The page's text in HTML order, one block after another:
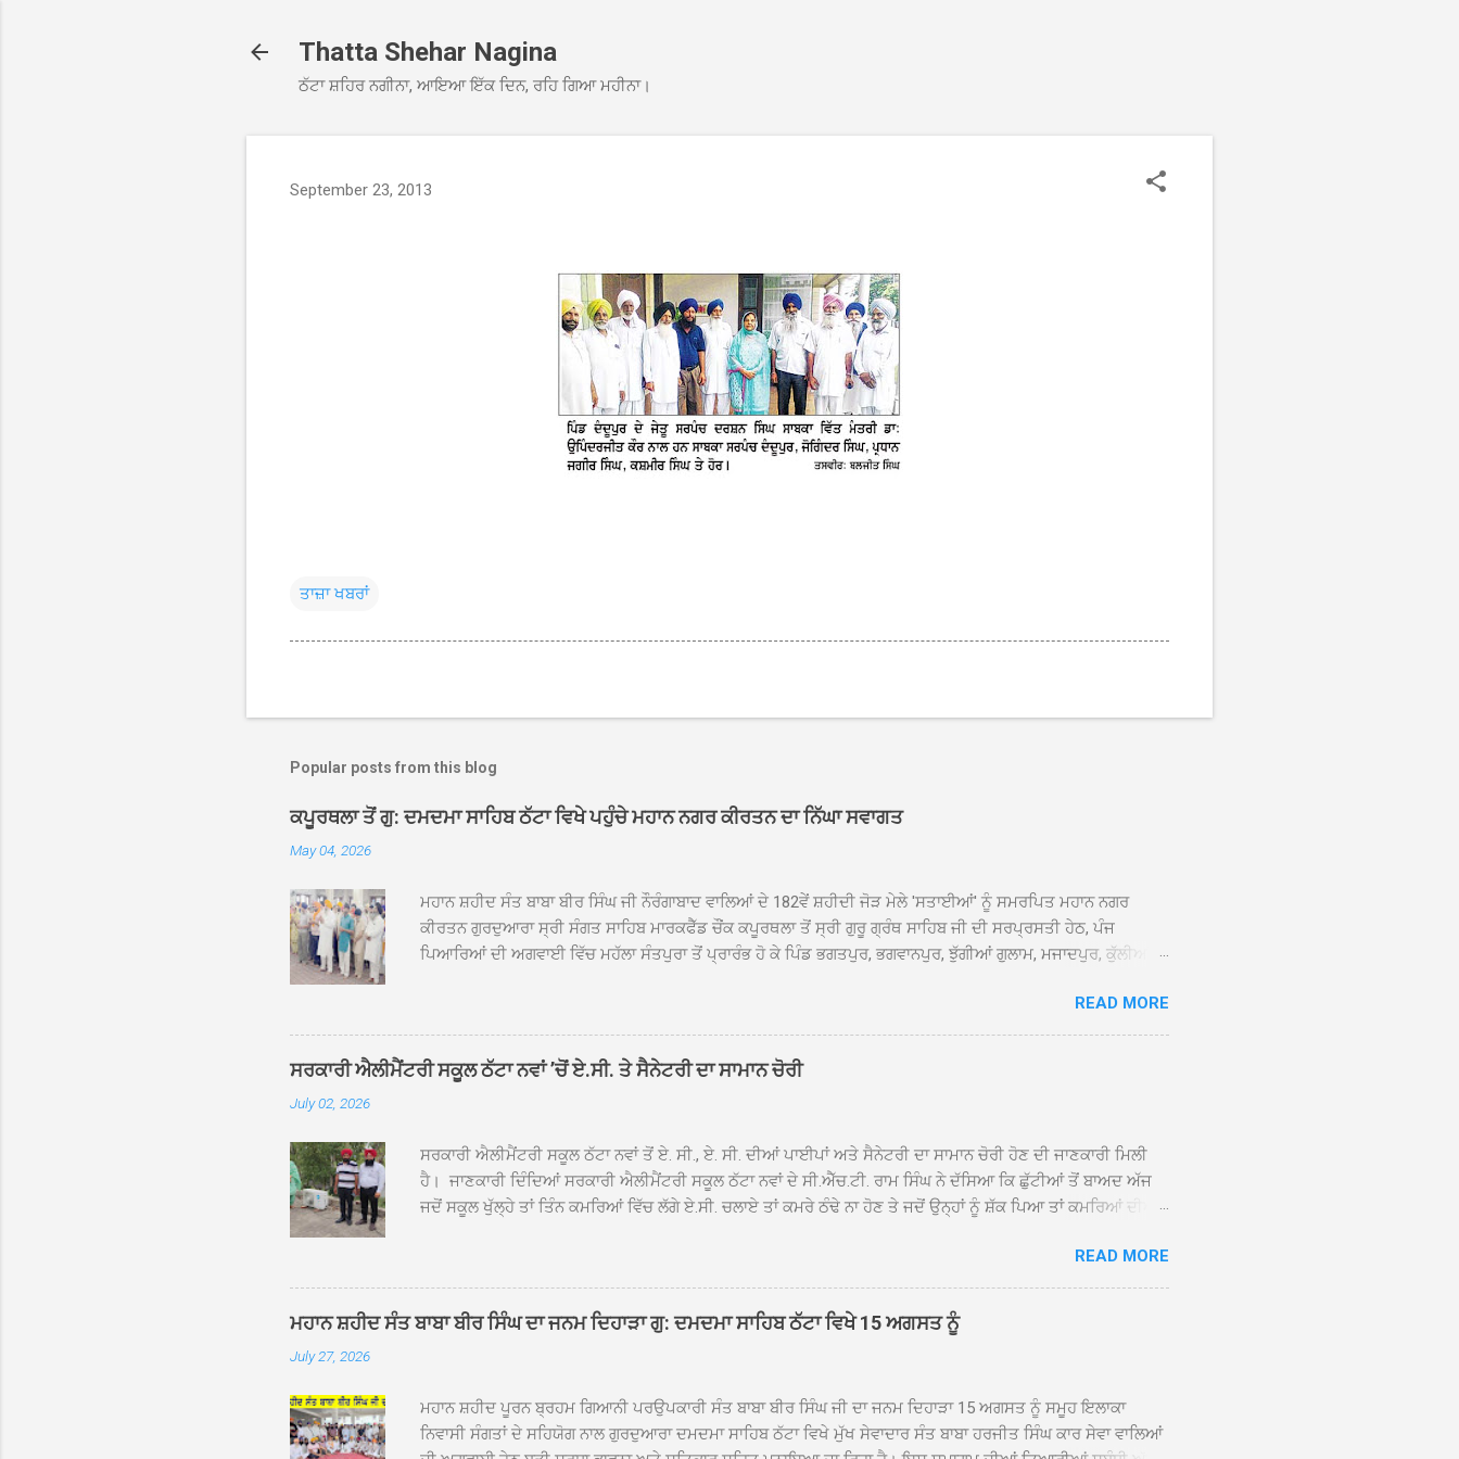
Thatta Shehar Nagina
ਠੱਟਾ ਸ਼ਹਿਰ ਨਗੀਨਾ, ਆਇਆ ਇੱਕ ਦਿਨ, ਰਹਿ ਗਿਆ ਮਹੀਨਾ।
September 23, 2013
ਤਾਜ਼ਾ ਖਬਰਾਂ
Popular posts from this blog
ਕਪੂਰਥਲਾ ਤੋਂ ਗੁ: ਦਮਦਮਾ ਸਾਹਿਬ ਠੱਟਾ ਵਿਖੇ ਪਹੁੰਚੇ ਮਹਾਨ ਨਗਰ ਕੀਰਤਨ ਦਾ ਨਿੱਘਾ ਸਵਾਗਤ
May 04, 2026
ਮਹਾਨ ਸ਼ਹੀਦ ਸੰਤ ਬਾਬਾ ਬੀਰ ਸਿੰਘ ਜੀ ਨੌਰੰਗਾਬਾਦ ਵਾਲਿਆਂ ਦੇ 182ਵੇਂ ਸ਼ਹੀਦੀ ਜੋੜ ਮੇਲੇ 'ਸਤਾਈਆਂ' ਨੂੰ ਸਮਰਪਿਤ ਮਹਾਨ ਨਗਰ
ਕੀਰਤਨ ਗੁਰਦੁਆਰਾ ਸ੍ਰੀ ਸੰਗਤ ਸਾਹਿਬ ਮਾਰਕਫੈੱਡ ਚੌਂਕ ਕਪੂਰਥਲਾ ਤੋਂ ਸ੍ਰੀ ਗੁਰੂ ਗ੍ਰੰਥ ਸਾਹਿਬ ਜੀ ਦੀ ਸਰਪ੍ਰਸਤੀ ਹੇਠ, ਪੰਜ
ਪਿਆਰਿਆਂ ਦੀ ਅਗਵਾਈ ਵਿੱਚ ਮਹੱਲਾ ਸੰਤਪੁਰਾ ਤੋਂ ਪ੍ਰਾਰੰਭ ਹੋ ਕੇ ਪਿੰਡ ਭਗਤਪੁਰ, ਭਗਵਾਨਪੁਰ, ਝੁੱਗੀਆਂ ਗੁਲਾਮ, ਮਜਾਦਪੁਰ, ਕੁੱਲੀਆਂ,
ਦਮਦਮਾ ਸਾਹਿਬ ਠੱਟਾ ਵਿਖੇ ਪਹੁੰਚਿਆ। ਨਗਰ ਕੀਰਤਨ ਦੇ ਗੁਰਦੁਆਰਾ ਸ੍ਰੀ ਦਮਦਮਾ ਸਾਹਿਬ ਠੱਟਾ ਵਿਖੇ ਪਹੁੰਚਣ ’ਤੇ ਮੁੱਖ ਸੇਵਾਦਾਰ
ਸੰਤ ਬਾਬਾ ਹਰਜੀਤ ਸਿੰਘ ਤੇ ਇਲਾਕੇ ਦੀਆਂ ਸੰਗਤਾਂ ਵੱਲੋਂ ਜੈਕਾਰਿਆਂ ਦੀ ਗੂੰਜ ਵਿਚ ਨਿੱਘਾ ਸਵਾਗਤ ਕੀਤਾ ਗਿਆ। ਗੁਰਦੁਆਰਾ ਸ੍ਰੀ
ਦਮਦਮਾ ਸਾਹਿਬ ਠੱਟਾ ਵਿਖੇ ਨਗਰ ਕੀਰਤਨ ਦੇ ਸਮਾਪਤੀ ਦੀ ਅਰਦਾਸ ਹੋਈ। ਇਸ ਮੌਕੇ ਪੰਜ ਪਿਆਰੇ ਸਾਹਿਬਾਨ ਤੇ ਨਗਰ ਕੀਰਤਨ ਦੇ
ਪ੍ਰਬੰਧਕਾਂ ਦਾ ਗੁਰਦੁਆਰਾ ਦਮਦਮਾ ਸਾਹਿਬ ਠੱਟਾ ਦੇ ਮੁੱਖ ਸੇਵਾਦਾਰ ਸੰਤ ਬਾਬਾ ਹਰਜੀਤ ਸਿੰਘ ਵੱਲੋਂ ਸਿਰੋਪਾਓ ਦੇ ਕੇ ਵਿਸ਼ੇਸ਼ ਤੌਰ ’ਤੇ
READ MORE
ਸਰਕਾਰੀ ਐਲੀਮੈਂਟਰੀ ਸਕੂਲ ਠੱਟਾ ਨਵਾਂ ’ਚੋਂ ਏ.ਸੀ. ਤੇ ਸੈਨੇਟਰੀ ਦਾ ਸਾਮਾਨ ਚੋਰੀ
July 02, 2026
ਸਰਕਾਰੀ ਐਲੀਮੈਂਟਰੀ ਸਕੂਲ ਠੱਟਾ ਨਵਾਂ ਤੋਂ ਏ. ਸੀ., ਏ. ਸੀ. ਦੀਆਂ ਪਾਈਪਾਂ ਅਤੇ ਸੈਨੇਟਰੀ ਦਾ ਸਾਮਾਨ ਚੋਰੀ ਹੋਣ ਦੀ ਜਾਣਕਾਰੀ ਮਿਲੀ
ਹੈ। ਜਾਣਕਾਰੀ ਦਿੰਦਿਆਂ ਸਰਕਾਰੀ ਐਲੀਮੈਂਟਰੀ ਸਕੂਲ ਠੱਟਾ ਨਵਾਂ ਦੇ ਸੀ.ਐੱਚ.ਟੀ. ਰਾਮ ਸਿੰਘ ਨੇ ਦੱਸਿਆ ਕਿ ਛੁੱਟੀਆਂ ਤੋਂ ਬਾਅਦ ਅੱਜ
ਜਦੋਂ ਸਕੂਲ ਖੁੱਲ੍ਹੇ ਤਾਂ ਤਿੰਨ ਕਮਰਿਆਂ ਵਿੱਚ ਲੱਗੇ ਏ.ਸੀ. ਚਲਾਏ ਤਾਂ ਕਮਰੇ ਠੰਢੇ ਨਾ ਹੋਣ ਤੇ ਜਦੋਂ ਉਨ੍ਹਾਂ ਨੂੰ ਸ਼ੱਕ ਪਿਆ ਤਾਂ ਕਮਰਿਆਂ ਦੀਆਂ
ਹੋਈਆਂ ਸਨ। ਉਨ੍ਹਾਂ ਦੱਸਿਆ ਕਿ ਉਹ ਛੁੱਟੀਆਂ ਦੌਰਾਨ ਵੀ ਸਕੂਲ ਗੇੜਾ ਮਾਰਦੇ ਸਨ ਅਤੇ 20 ਜੂਨ ਤੱਕ ਸਭ ਠੀਕ ਸੀ। ਚੋਰੀ ਦੀ ਘਟਨਾ
20 ਤੋਂ 30 ਜੂਨ ਵਿਚਕਾਰ ਹੋਈ ਜਾਪਦੀ ਹੈ। ਇਸ ਮੌਕੇ ਸਕੂਲ ਸਟਾਫ ਮੈਂਬਰਾਂ ਅੰਜੂ ਬਾਲਾ, ਹਰਜੀਤ ਕੌਰ, ਕਮਲਪ੍ਰੀਤ ਕੌਰ ਅਤੇ ਹਰਵਿੰਦਰ
ਸਿੰਘ ਟੋਡਰਵਾਲ ਨੇ ਦੱਸਿਆ ਕਿ ਸਕੂਲ ਵਿੱਚ ਪਿਛਲੇ ਸਾਲ ਤਿੰਨ ਏ. ਸੀ. ਲਾਉਣ ਦੀ ਸੇਵਾ ਸੀ.ਐੱਚ.ਟੀ. ਰਾਮ ਸਿੰਘ ਵੱਲੋਂ ਕੀਤੀ ਗਈ ਸੀ
ਜਿਸ ਦੀ ਮਾਪਿਆਂ ਨੇ ਖੂਬ ਪ੍ਰਸੰਸਾ ਕੀਤੀ ਸੀ। ਉਨ੍ਹਾਂ ਦੱਸਿਆ ਕਿ ਏਸੀ ਚੋਰੀ ਹੋਣ ਨਾਲ ਬੱਚਿਆਂ ਦੇ ਮਾਪਿਆਂ ਵਿੱਚ ਭਾਰੀ ਰੋਸ ਹੈ ਅਤੇ
READ MORE
ਮਹਾਨ ਸ਼ਹੀਦ ਸੰਤ ਬਾਬਾ ਬੀਰ ਸਿੰਘ ਦਾ ਜਨਮ ਦਿਹਾੜਾ ਗੁ: ਦਮਦਮਾ ਸਾਹਿਬ ਠੱਟਾ ਵਿਖੇ 15 ਅਗਸਤ ਨੂੰ
July 27, 2026
ਮਹਾਨ ਸ਼ਹੀਦ ਪੂਰਨ ਬ੍ਰਹਮ ਗਿਆਨੀ ਪਰਉਪਕਾਰੀ ਸੰਤ ਬਾਬਾ ਬੀਰ ਸਿੰਘ ਜੀ ਦਾ ਜਨਮ ਦਿਹਾੜਾ 15 ਅਗਸਤ ਨੂੰ ਸਮੂਹ ਇਲਾਕਾ
ਨਿਵਾਸੀ ਸੰਗਤਾਂ ਦੇ ਸਹਿਯੋਗ ਨਾਲ ਗੁਰਦੁਆਰਾ ਦਮਦਮਾ ਸਾਹਿਬ ਠੱਟਾ ਵਿਖੇ ਮੁੱਖ ਸੇਵਾਦਾਰ ਸੰਤ ਬਾਬਾ ਹਰਜੀਤ ਸਿੰਘ ਕਾਰ ਸੇਵਾ ਵਾਲਿਆਂ